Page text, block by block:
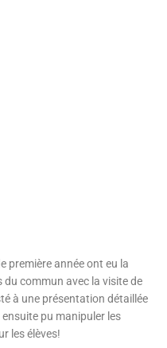
première année ont eu la
du commun avec la visite de
à une présentation détaillée
pu manipuler les
les élèves!